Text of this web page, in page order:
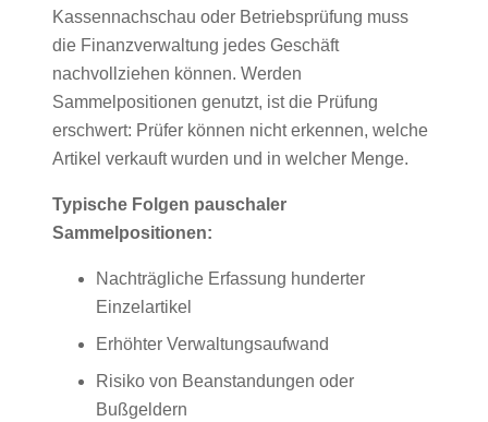
Kassennachschau oder Betriebsprüfung muss
die Finanzverwaltung jedes Geschäft
nachvollziehen können. Werden
Sammelpositionen genutzt, ist die Prüfung
erschwert: Prüfer können nicht erkennen, welche
Artikel verkauft wurden und in welcher Menge.
Typische Folgen pauschaler
Sammelpositionen:
Nachträgliche Erfassung hunderter
Einzelartikel
Erhöhter Verwaltungsaufwand
Risiko von Beanstandungen oder
Bußgeldern